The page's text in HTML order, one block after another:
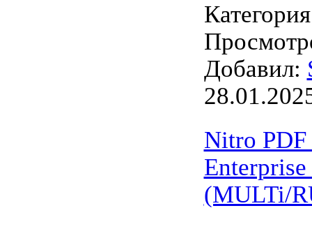
Добавил:
Nitro PDF
(MULTi/